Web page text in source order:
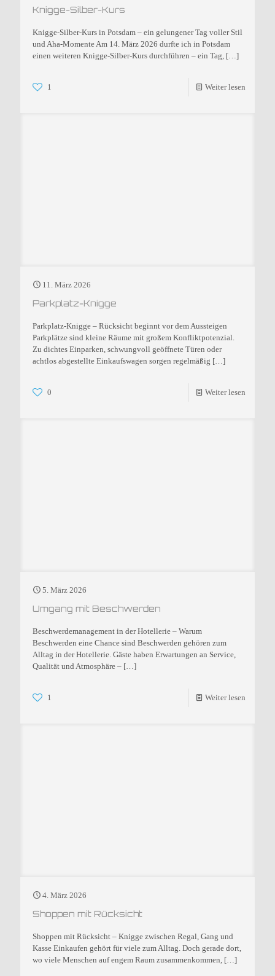
Knigge-Silber-Kurs
Knigge-Silber-Kurs in Potsdam – ein gelungener Tag voller Stil
und Aha-Momente Am 14. März 2026 durfte ich in Potsdam
einen weiteren Knigge-Silber-Kurs durchführen – ein Tag, […]
1 Weiter lesen
11. März 2026
Parkplatz-Knigge
Parkplatz-Knigge – Rücksicht beginnt vor dem Aussteigen
Parkplätze sind kleine Räume mit großem Konfliktpotenzial.
Zu dichtes Einparken, schwungvoll geöffnete Türen oder
achtlos abgestellte Einkaufswagen sorgen regelmäßig […]
0 Weiter lesen
5. März 2026
Umgang mit Beschwerden
Beschwerdemanagement in der Hotellerie – Warum
Beschwerden eine Chance sind Beschwerden gehören zum
Alltag in der Hotellerie. Gäste haben Erwartungen an Service,
Qualität und Atmosphäre – […]
1 Weiter lesen
4. März 2026
Shoppen mit Rücksicht
Shoppen mit Rücksicht – Knigge zwischen Regal, Gang und
Kasse Einkaufen gehört für viele zum Alltag. Doch gerade dort,
wo viele Menschen auf engem Raum zusammenkommen, […]